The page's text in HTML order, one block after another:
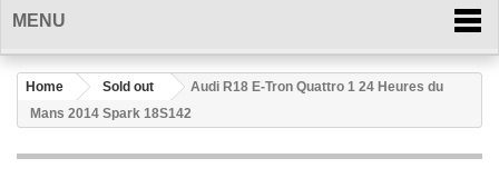
MENU
Home Sold out
Audi R18 E-Tron Quattro 1 24 Heures du
Mans 2014 Spark 18S142